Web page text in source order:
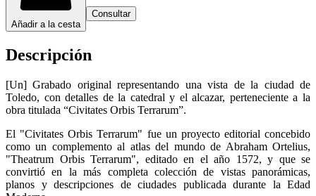
Añadir a la cesta
Consultar
Descripción
[Un] Grabado original representando una vista de la ciudad de
Toledo, con detalles de la catedral y el alcazar, perteneciente a la
obra titulada “Civitates Orbis Terrarum”.
El "Civitates Orbis Terrarum" fue un proyecto editorial concebido
como un complemento al atlas del mundo de Abraham Ortelius,
"Theatrum Orbis Terrarum", editado en el año 1572, y que se
convirtió en la más completa colección de vistas panorámicas,
planos y descripciones de ciudades publicada durante la Edad